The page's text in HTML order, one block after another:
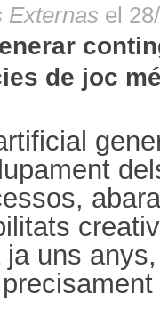
Externas el
de joc
uns